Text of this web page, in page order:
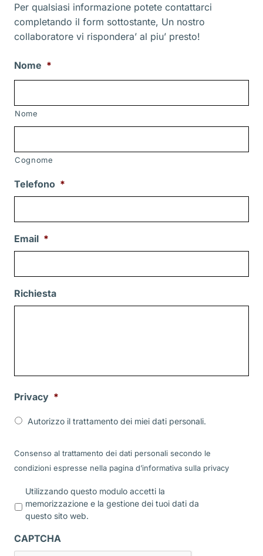
Per qualsiasi informazione potete contattarci
completando il form sottostante, Un nostro
collaboratore vi rispondera’ al piu’ presto!
Nome *
Nome
Cognome
Telefono *
Email *
Richiesta
Privacy *
Autorizzo il trattamento dei miei dati personali.
Consenso al trattamento dei dati personali secondo le
condizioni espresse nella pagina d’informativa sulla privacy
r
i
a
c
Utilizzando questo modulo accetti la
memorizzazione e la gestione dei tuoi dati da
questo sito web.
CAPTCHA